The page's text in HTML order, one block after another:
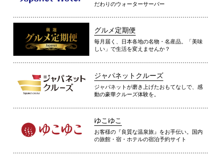
だわりのウォーターサーバー
グルメ定期便
毎月届く、日本各地の名物・名産品。「美味
しい」で生活を変えませんか？
ジャパネットクルーズ
ジャパネットが磨き上げたおもてなしで、感
動の豪華クルーズ体験を。
ゆこゆこ
お客様の『良質な温泉旅』をお手伝い。国内
の旅館・宿・ホテルの宿泊予約サイト